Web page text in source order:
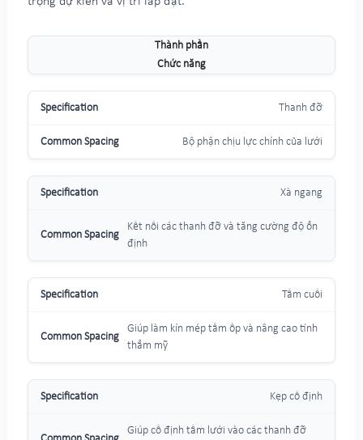
Thành phần
Chức năng
Thanh đỡ
Bộ phận chịu lực chính của lưới
Xà ngang
Kết nối các thanh đỡ và tăng cường độ ổn
định
Tấm cuối
Giúp làm kín mép tấm ốp và nâng cao tính
thẩm mỹ
Kẹp cố định
Giúp cố định tấm lưới vào các thanh đỡ